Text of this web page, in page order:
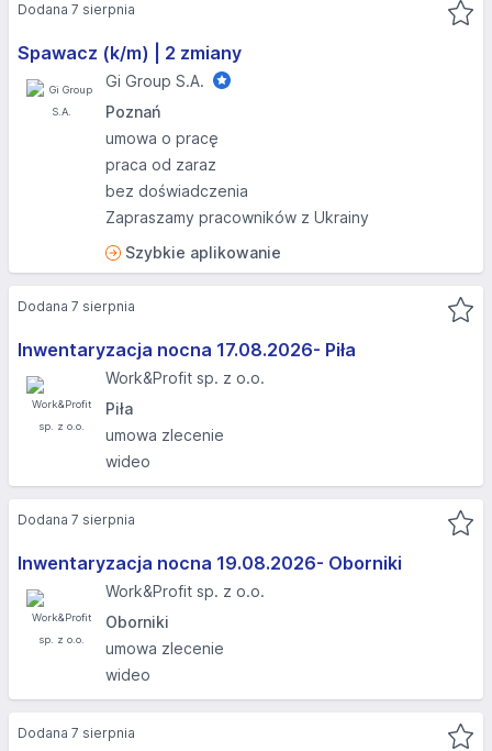
Spawacz (k/m) | 2 zmiany
Gi Group S.A.
Poznań
umowa o pracę
praca od zaraz
bez doświadczenia
Zapraszamy pracowników z Ukrainy
Szybkie aplikowanie
Dodana 7 sierpnia
Inwentaryzacja nocna 17.08.2026- Piła
Work&Profit sp. z o.o.
Piła
umowa zlecenie
wideo
Dodana 7 sierpnia
Inwentaryzacja nocna 19.08.2026- Oborniki
Work&Profit sp. z o.o.
Oborniki
umowa zlecenie
wideo
Dodana 7 sierpnia
Dodana 7 sierpnia